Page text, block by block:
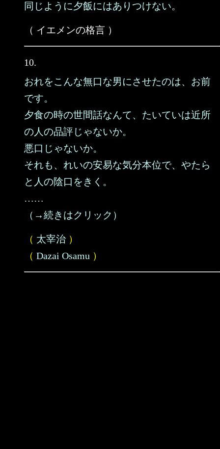
同じように夕飯にはありつけない。
（ イエメンの格言 ）
10.
おれをこんな無口な男にさせたのは、お前
です。
夕食の時の世間話なんて、たいていは近所
の人の品評じゃないか。
悪口じゃないか。
それも、れいの安易な気分本位で、やたら
と人の陰口をきく。
……
（→続きはクリック）
（ 太宰治 ）
（ Dazai Osamu ）